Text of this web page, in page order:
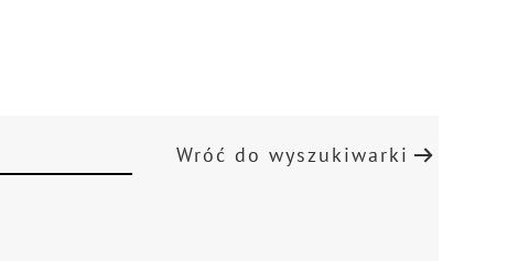
Wróć do wyszukiwarki